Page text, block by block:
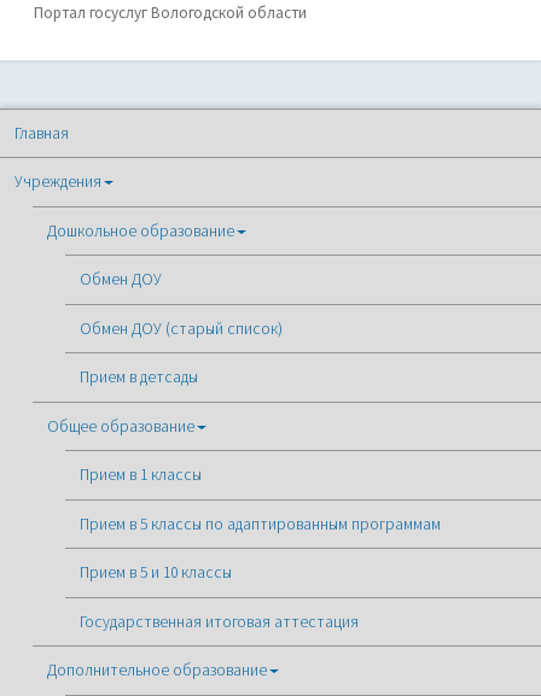
Портал госуслуг Вологодской области
Главная
Учреждения
Дошкольное образование
Обмен ДОУ
Обмен ДОУ (старый список)
Прием в детсады
Общее образование
Прием в 1 классы
Прием в 5 классы по адаптированным программам
Прием в 5 и 10 классы
Государственная итоговая аттестация
Дополнительное образование